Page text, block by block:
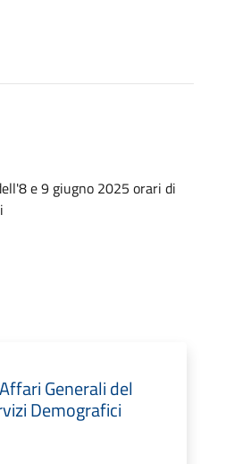
e 9 giugno 2025 orari di
Generali del
Demografici